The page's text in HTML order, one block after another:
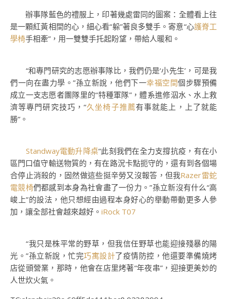
辦事隊藍色的禮服上，印著幾處雷同的圖案：全體看上往
是一顆紅黃相間的心，細心看“躲”著良多雙手。寄意“心護脊工
學椅手相牽”，用一雙雙手托起盼望，帶給人暖和。
“和專門研究的志愿辦事隊比，我們仍是‘小先生’，可是我
們一向在盡力學。”孫立新說，他們下一幸福空間個步驟預備
成立一支志愿者團隊里的“特種軍隊”，體系進修泅水、水上救
濟等專門研究技巧，“久坐椅子推薦有事就能上，上了就能
勝”。
Standway電動升降桌“此刻我們在全力支撐抗疫，有在小
區門口值守輸送物質的，有在路況卡點扼守的，還有到各個場
合停止消殺的，固然做這些挺辛勞又沒報答，但我Razer雷蛇
電競椅們都感到本身為社會盡了一份力。”孫立新沒有什么“高
峻上”的設法，他只想經由過程本身好心的舉動帶動更多人參
加，讓全部社會越來越好。 iRock T07
“我只是株平常的野草，但我信任野草也能迎接殘暴的陽
光。”孫立新說，忙完巧寓設計了疫情防控，他還要準備燒烤
店從頭營業，那時，他會在店里烤著“年夜串”，迎接更美妙的
人世炊火氣。